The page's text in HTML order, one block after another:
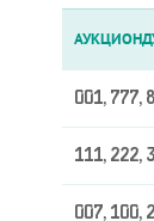
001, 777,
111, 222,
007, 100,